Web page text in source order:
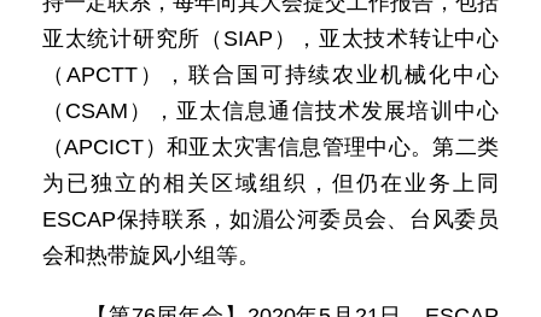
亚太统计研究所（SIAP），亚太技术转让中心
（APCTT），联合国可持续农业机械化中心
（CSAM），亚太信息通信技术发展培训中心
（APCICT）和亚太灾害信息管理中心。第二类
为已独立的相关区域组织，但仍在业务上同
ESCAP保持联系，如湄公河委员会、台风委员
会和热带旋风小组等。